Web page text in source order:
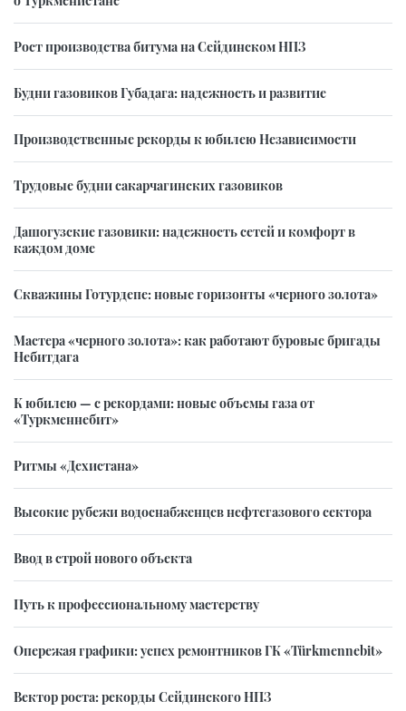
Рост производства битума на Сейдинском НПЗ
Будни газовиков Губадага: надежность и развитие
Производственные рекорды к юбилею Независимости
Трудовые будни сакарчагинских газовиков
Дашогузские газовики: надежность сетей и комфорт в
каждом доме
Скважины Готурдепе: новые горизонты «черного золота»
Мастера «черного золота»: как работают буровые бригады
Небитдага
К юбилею — с рекордами: новые объемы газа от
«Туркменнебит»
Ритмы «Дехистана»
Высокие рубежи водоснабженцев нефтегазового сектора
Ввод в строй нового объекта
Путь к профессиональному мастерству
Опережая графики: успех ремонтников ГК «Türkmennebit»
Вектор роста: рекорды Сейдинского НПЗ